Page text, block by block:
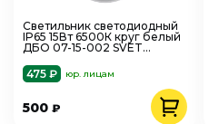
Светильник светодиодный
IP65 15Вт 6500К круг белый
ДБО 07-15-002 SVET
475 ₽
юр. лицам
500 ₽